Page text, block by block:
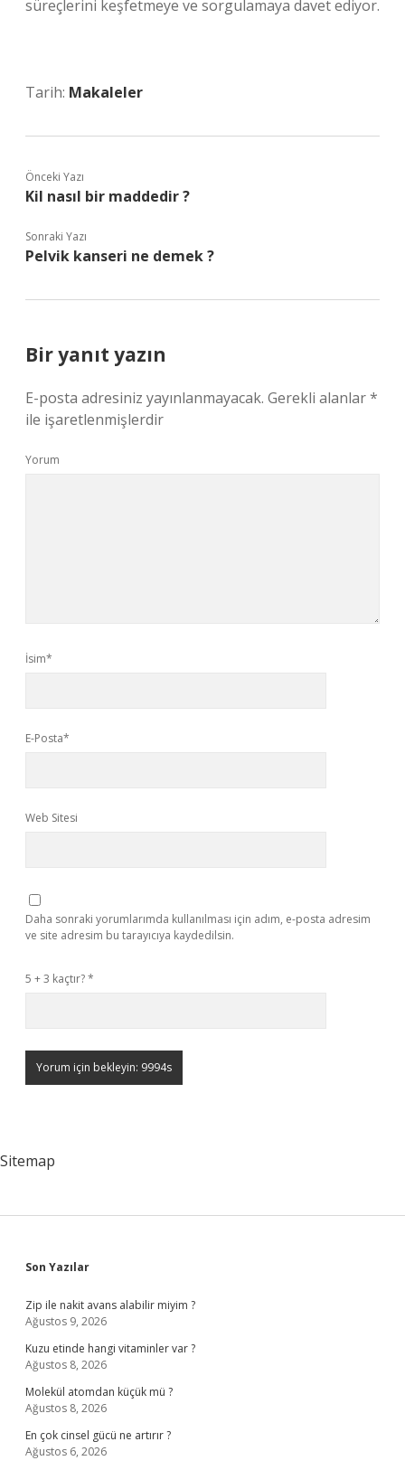
süreçlerini keşfetmeye ve sorgulamaya davet ediyor.
Tarih: Makaleler
Önceki Yazı
Kil nasıl bir maddedir ?
Sonraki Yazı
Pelvik kanseri ne demek ?
Bir yanıt yazın
E-posta adresiniz yayınlanmayacak. Gerekli alanlar*
ile işaretlenmişlerdir
Yorum
İsim*
E-Posta*
Web Sitesi
Daha sonraki yorumlarımda kullanılması için adım, e-posta adresim
ve site adresim bu tarayıcıya kaydedilsin.
5 + 3 kaçtır?*
Sitemap
Sidebar
Son Yazılar
Zip ile nakit avans alabilir miyim ?
Ağustos 9, 2026
Kuzu etinde hangi vitaminler var ?
Ağustos 8, 2026
Molekül atomdan küçük mü ?
Ağustos 8, 2026
En çok cinsel gücü ne artırır ?
Ağustos 6, 2026